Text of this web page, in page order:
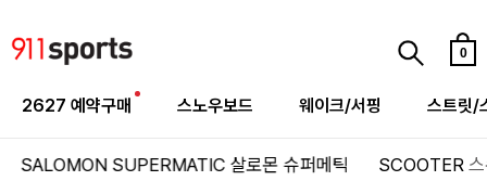
0
2627 예약구매 스노우보드 웨이크/서핑 스트릿/
SALOMON SUPERMATIC 살로몬 슈퍼메틱 SCOOTER스